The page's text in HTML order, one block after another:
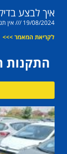
איך לבצע
19/08/2024
אין
לקריאת המאמר >>>
התקנות